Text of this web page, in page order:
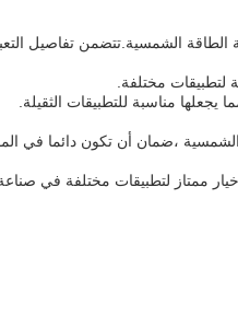
وغيرها من أنظمة الطاقة الشمسية.تتضمن تفاصيل
،ضمان أن تكون دائما في
ممتاز لتطبيقات مختلفة في